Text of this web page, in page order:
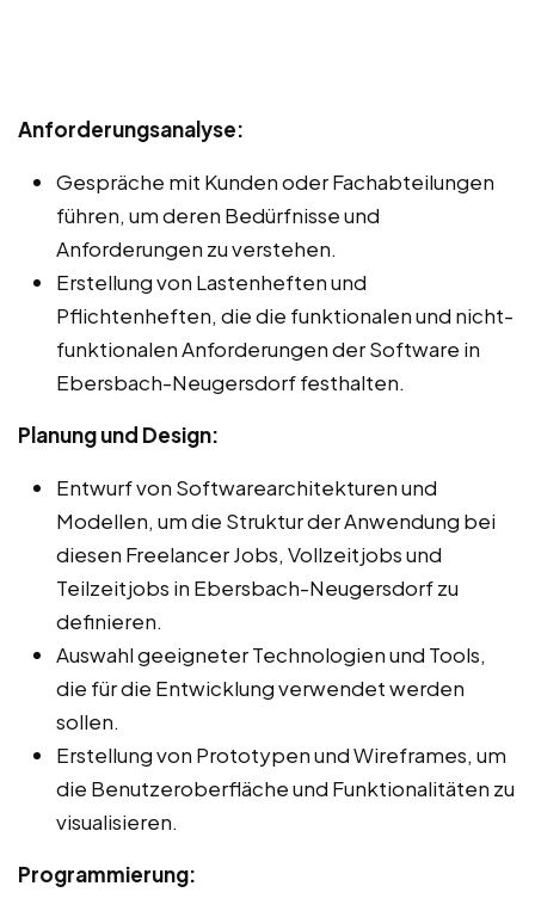
Anforderungsanalyse:
Gespräche mit Kunden oder Fachabteilungen
führen, um deren Bedürfnisse und
Anforderungen zu verstehen.
Erstellung von Lastenheften und
Pflichtenheften, die die funktionalen und nicht-
funktionalen Anforderungen der Software in
Ebersbach-Neugersdorf festhalten.
Planung und Design:
Entwurf von Softwarearchitekturen und
Modellen, um die Struktur der Anwendung bei
diesen Freelancer Jobs, Vollzeitjobs und
Teilzeitjobs in Ebersbach-Neugersdorf zu
definieren.
Auswahl geeigneter Technologien und Tools,
die für die Entwicklung verwendet werden
sollen.
Erstellung von Prototypen und Wireframes, um
die Benutzeroberfläche und Funktionalitäten zu
visualisieren.
Programmierung: